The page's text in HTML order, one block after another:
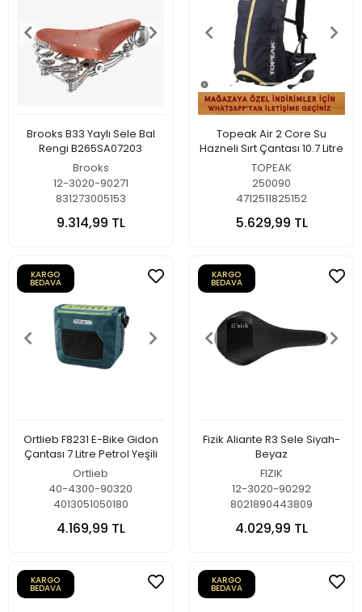
Brooks B33 Yaylı Sele Bal
Rengi B265SA07203
Brooks
12-3020-90271
831273005153
9.314,99 TL
Topeak Air 2 Core Su
Hazneli Sırt Çantası 10.7 Litre
TOPEAK
250090
4712511825152
5.629,99 TL
KARGO
BEDAVA
Ortlieb F8231 E-Bike Gidon
Çantası 7 Litre Petrol Yeşili
Ortlieb
40-4300-90320
4013051050180
4.169,99 TL
KARGO
BEDAVA
Fizik Aliante R3 Sele Siyah-
Beyaz
FIZIK
12-3020-90292
8021890443809
4.029,99 TL
KARGO
BEDAVA
KARGO
BEDAVA